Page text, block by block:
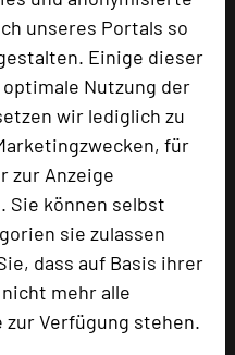
unseres Portals so
Einige dieser
Nutzung der
wir lediglich zu
für
zur Anzeige
Sie können selbst
sie zulassen
dass auf Basis ihrer
mehr alle
Verfügung stehen.